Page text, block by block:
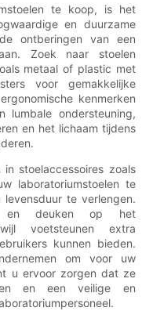
te koop, is het
en duurzame
ontberingen van een
Zoek naar stoelen
metaal of plastic met
voor gemakkelijke
kenmerken
lumbale ondersteuning,
en het lichaam tijdens
stoelaccessoires zoals
laboratoriumstoelen te
te verlengen.
en deuken op het
voetsteunen extra
kunnen bieden.
om voor uw
u ervoor zorgen dat ze
en een veilige en